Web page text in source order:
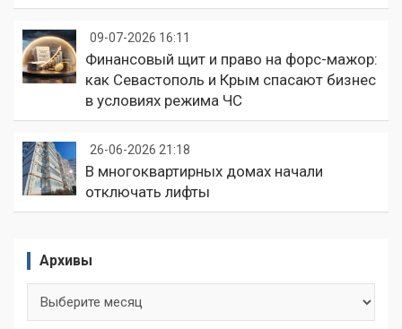
09-07-2026 16:11
Финансовый щит и право на форс-мажор:
как Севастополь и Крым спасают бизнес
в условиях режима ЧС
26-06-2026 21:18
В многоквартирных домах начали
отключать лифты
Архивы